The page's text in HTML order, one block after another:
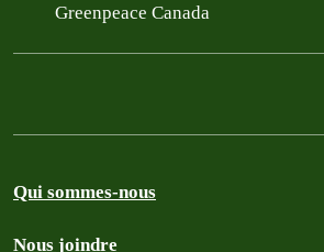
Greenpeace Canada
Qui sommes-nous
Nous joindre